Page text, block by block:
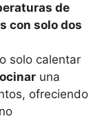
de
con solo dos
solo calentar
una
ofreciendo